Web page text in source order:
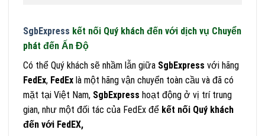
SgbExpress kết nối Quý khách đến với dịch vụ Chuyển
phát đến Ấn Độ
Có thể Quý khách sẽ nhầm lẫn giữa SgbExpress với hãng
FedEx, FedEx là một hãng vận chuyển toàn cầu và đã có
mặt tại Việt Nam, SgbExpress hoạt động ở vị trí trung
gian, như một đối tác của FedEx để kết nối Quý khách
đến với FedEX,